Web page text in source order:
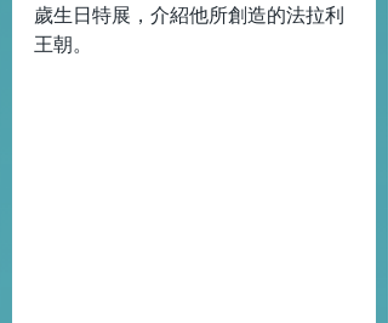
歲生日特展，介紹他所創造的法拉利
王朝。